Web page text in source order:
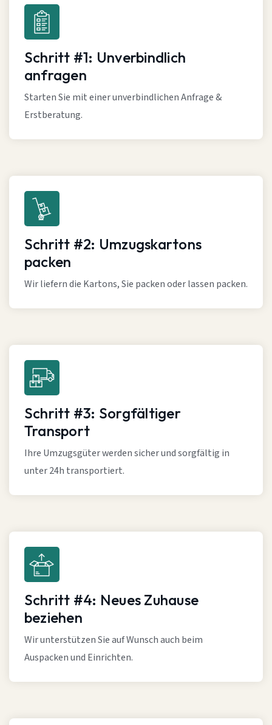
Schritt #1: Unverbindlich
anfragen
Starten Sie mit einer unverbindlichen Anfrage &
Erstberatung.
Schritt #2: Umzugskartons
packen
Wir liefern die Kartons, Sie packen oder lassen packen.
Schritt #3: Sorgfältiger
Transport
Ihre Umzugsgüter werden sicher und sorgfältig in
unter 24h transportiert.
Schritt #4: Neues Zuhause
beziehen
Wir unterstützen Sie auf Wunsch auch beim
Auspacken und Einrichten.